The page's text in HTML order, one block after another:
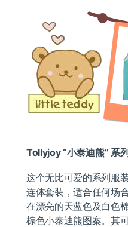
Tollyjoy “小泰迪熊” 系
这个无比可爱的系列服
连体套装，适合任何场
在漂亮的天蓝色及白色
棕色小泰迪熊图案。其